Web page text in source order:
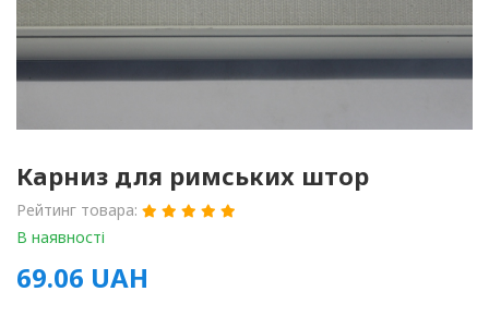
Карниз для римських штор
Рейтинг товара:
В наявності
69.06 UAH